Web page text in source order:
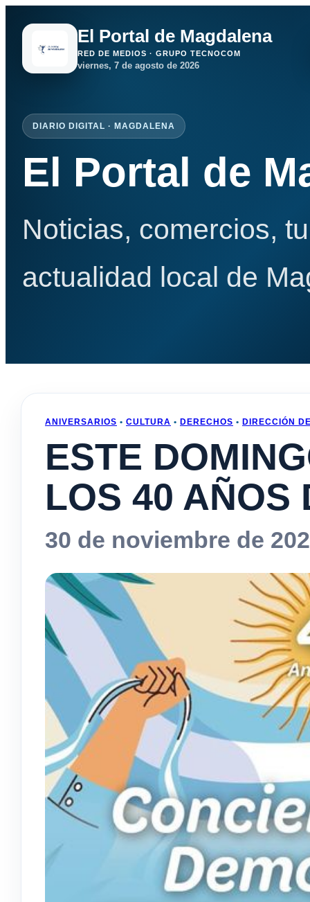
El Portal de Magdalena
RED DE MEDIOS · GRUPO TECNOCOM
viernes, 7 de agosto de 2026
DIARIO DIGITAL · MAGDALENA
El Portal de
Noticias, comercios,
actualidad local de
ANIVERSARIOS • CULTURA • DERECHOS • DIRECCIÓN
ESTE
LOS 40 AÑOS
30 de noviembre de